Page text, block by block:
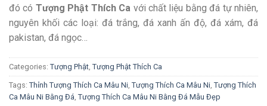
đó có Tượng Phật Thích Ca với chất liệu bằng đá tự nhiên,
nguyên khối các loại: đá trắng, đá xanh ấn độ, đá xám, đá
pakistan, đá ngọc…
Categories: Tượng Phật, Tượng Phật Thích Ca
Tags: Thỉnh Tượng Thích Ca Mâu Ni, Tượng Thích Ca Mâu Ni, Tượng Thích
Ca Mâu Ni Bằng Đá, Tượng Thích Ca Mâu Ni Bằng Đá Mẫu Đẹp